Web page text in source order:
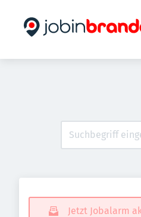
Jetzt Jobalarm